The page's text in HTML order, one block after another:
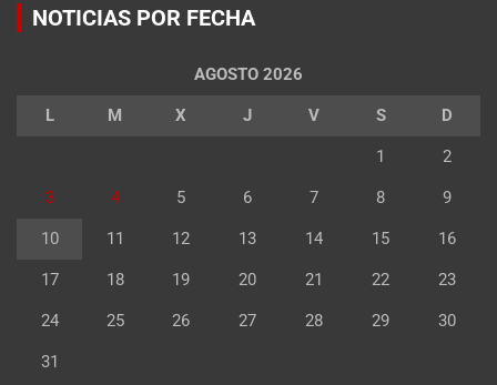
NOTICIAS POR FECHA
AGOSTO 2026
L M X J V S D
1 2
3 4 5 6 7 8 9
10 11 12 13 14 15 16
17 18 19 20 21 22 23
24 25 26 27 28 29 30
31